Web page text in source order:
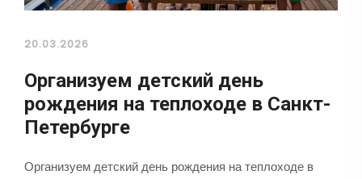
20.03.2026
Организуем детский день
рождения на теплоходе в Санкт-
Петербурге
Организуем детский день рождения на теплоходе в